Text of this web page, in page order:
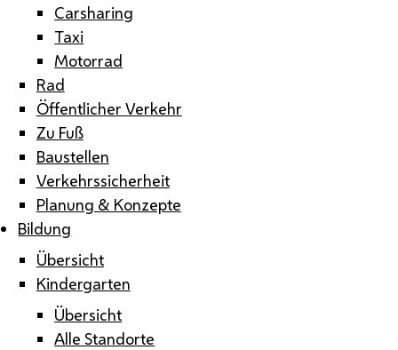
Carsharing
Taxi
Motorrad
Rad
Öffentlicher Verkehr
Zu Fuß
Baustellen
Verkehrssicherheit
Planung & Konzepte
Bildung
Übersicht
Kindergarten
Übersicht
Alle Standorte